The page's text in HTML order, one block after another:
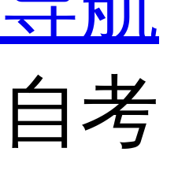
自考